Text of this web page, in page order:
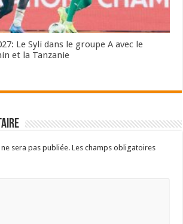
Le Syli dans le groupe A avec le
et la Tanzanie
sera pas publiée. Les champs obligatoires